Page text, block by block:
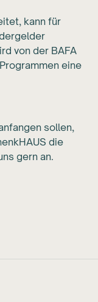
kann für
von der BAFA
eine
sollen,
die
gern an.